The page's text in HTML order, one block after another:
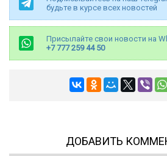
будьте в курсе всех новостей
Присылайте свои новости на
+7 777 259 44 50
ДОБАВИТЬ